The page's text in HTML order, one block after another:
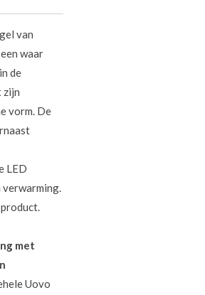
van
waar
de
zijn
vorm. De
LED
met
Uovo